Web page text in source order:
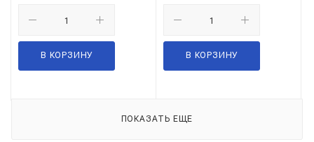
В КОРЗИНУ В КОРЗИНУ
ПОКАЗАТЬ ЕЩЕ